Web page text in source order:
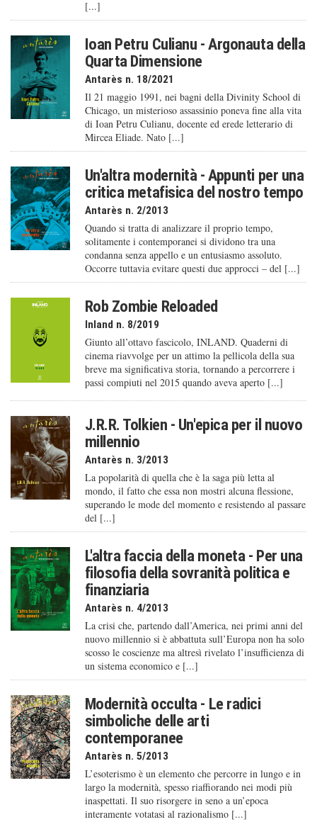
[...]
Ioan Petru Culianu - Argonauta della
Quarta Dimensione
Antarès n. 18/2021
Il 21 maggio 1991, nei bagni della Divinity School di
Chicago, un misterioso assassinio poneva fine alla vita
di Ioan Petru Culianu, docente ed erede letterario di
Mircea Eliade. Nato [...]
Un'altra modernità - Appunti per una
critica metafisica del nostro tempo
Antarès n. 2/2013
Quando si tratta di analizzare il proprio tempo,
solitamente i contemporanei si dividono tra una
condanna senza appello e un entusiasmo assoluto.
Occorre tuttavia evitare questi due approcci – del [...]
Rob Zombie Reloaded
Inland n. 8/2019
Giunto all’ottavo fascicolo, INLAND. Quaderni di
cinema riavvolge per un attimo la pellicola della sua
breve ma significativa storia, tornando a percorrere i
passi compiuti nel 2015 quando aveva aperto [...]
J.R.R. Tolkien - Un'epica per il nuovo
millennio
Antarès n. 3/2013
La popolarità di quella che è la saga più letta al
mondo, il fatto che essa non mostri alcuna flessione,
superando le mode del momento e resistendo al passare
del [...]
L'altra faccia della moneta - Per una
filosofia della sovranità politica e
finanziaria
Antarès n. 4/2013
La crisi che, partendo dall’America, nei primi anni del
nuovo millennio si è abbattuta sull’Europa non ha solo
scosso le coscienze ma altresì rivelato l’insufficienza di
un sistema economico e [...]
Modernità occulta - Le radici
simboliche delle arti
contemporanee
Antarès n. 5/2013
L’esoterismo è un elemento che percorre in lungo e in
largo la modernità, spesso riaffiorando nei modi più
inaspettati. Il suo risorgere in seno a un’epoca
interamente votatasi al razionalismo [...]